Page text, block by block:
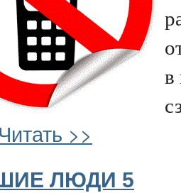
в
Читать >>
ЛЮДИ 5